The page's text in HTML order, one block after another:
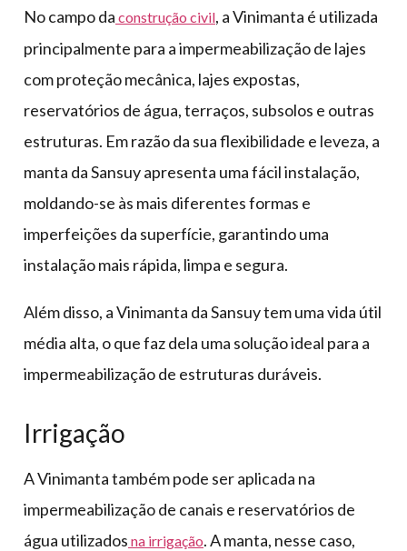
No campo da construção civil, a Vinimanta é utilizada
principalmente para a impermeabilização de lajes
com proteção mecânica, lajes expostas,
reservatórios de água, terraços, subsolos e outras
estruturas. Em razão da sua flexibilidade e leveza, a
manta da Sansuy apresenta uma fácil instalação,
moldando-se às mais diferentes formas e
imperfeições da superfície, garantindo uma
instalação mais rápida, limpa e segura.
Além disso, a Vinimanta da Sansuy tem uma vida útil
média alta, o que faz dela uma solução ideal para a
impermeabilização de estruturas duráveis.
Irrigação
A Vinimanta também pode ser aplicada na
impermeabilização de canais e reservatórios de
água utilizados na irrigação. A manta, nesse caso,